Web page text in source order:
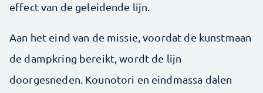
effect van de geleidende lijn.
Aan het eind van de missie, voordat de kunstmaan
de dampkring bereikt, wordt de lijn
doorgesneden. Kounotori en eindmassa dalen